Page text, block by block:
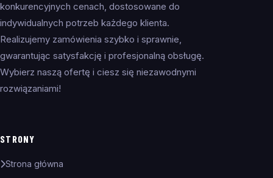
konkurencyjnych cenach, dostosowane do
indywidualnych potrzeb każdego klienta.
Realizujemy zamówienia szybko i sprawnie,
gwarantując satysfakcję i profesjonalną obsługę.
Wybierz naszą ofertę i ciesz się niezawodnymi
rozwiązaniami!
STRONY
Strona główna